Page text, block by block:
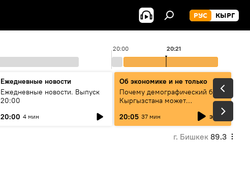
РУС КЫРГ
20:00 20:21
Ежедневные новости
Ежедневные новости. Выпуск
20:00
20:00 4 мин
Об экономике и не только
Почему демографический бум
Кыргызстана может
превратиться в проблему и как
этого избежать
20:05 37 мин эфир
г. Бишкек 89.3